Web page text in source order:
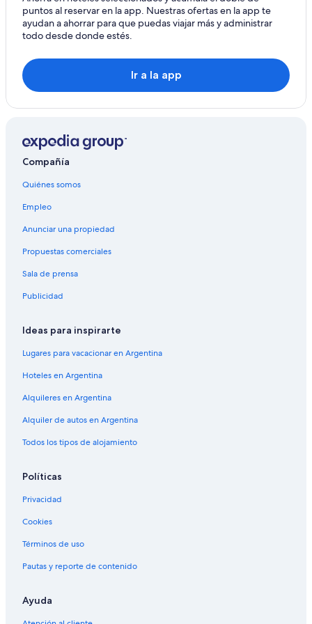
Alquiler de autos cerca de Centro de Miami
Autos de alquiler en el aeropuerto de A. Internacional de
Miami
Alquiler de autos Deportivo en Miami
Miami Lakes
Sunny Isles Beach
North Miami Beach
Bay Harbor Islands
Opa-Locka
Fort Lauderdale
Cutler Bay
puntos al reservar en la app. Nuestras ofertas en la app te
ayudan a ahorrar para que puedas viajar más y administrar
todo desde donde estés.
Ir a la app
Compañía
Quiénes somos
Empleo
Anunciar una propiedad
Propuestas comerciales
Sala de prensa
Publicidad
Ideas para inspirarte
Lugares para vacacionar en Argentina
Hoteles en Argentina
Alquileres en Argentina
Alquiler de autos en Argentina
Todos los tipos de alojamiento
Políticas
Privacidad
Cookies
Términos de uso
Pautas y reporte de contenido
Ayuda